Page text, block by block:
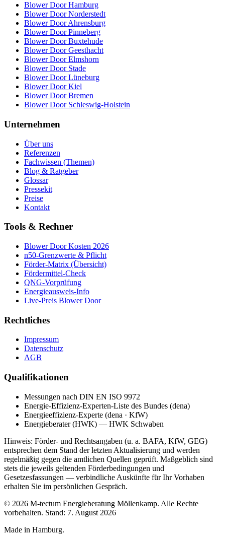
Blower Door Hamburg
Blower Door Norderstedt
Blower Door Ahrensburg
Blower Door Pinneberg
Blower Door Buxtehude
Blower Door Geesthacht
Blower Door Elmshorn
Blower Door Stade
Blower Door Lüneburg
Blower Door Kiel
Blower Door Bremen
Blower Door Schleswig-Holstein
Unternehmen
Über uns
Referenzen
Fachwissen (Themen)
Blog & Ratgeber
Glossar
Pressekit
Preise
Kontakt
Tools & Rechner
Blower Door Kosten 2026
n50-Grenzwerte & Pflicht
Förder-Matrix (Übersicht)
Fördermittel-Check
QNG-Vorprüfung
Energieausweis-Info
Live-Preis Blower Door
Rechtliches
Impressum
Datenschutz
AGB
Qualifikationen
Messungen nach DIN EN ISO 9972
Energie-Effizienz-Experten-Liste des Bundes (dena)
Energieeffizienz-Experte (dena · KfW)
Energieberater (HWK) — HWK Schwaben
Hinweis: Förder- und Rechtsangaben (u. a. BAFA, KfW, GEG)
entsprechen dem Stand der letzten Aktualisierung und werden
regelmäßig gegen die amtlichen Quellen geprüft. Maßgeblich sind
stets die jeweils geltenden Förderbedingungen und
Gesetzesfassungen — verbindliche Auskünfte für Ihr Vorhaben
erhalten Sie im persönlichen Gespräch.
© 2026 M-tectum Energieberatung Möllenkamp. Alle Rechte
vorbehalten. Stand: 7. August 2026
Made in Hamburg.